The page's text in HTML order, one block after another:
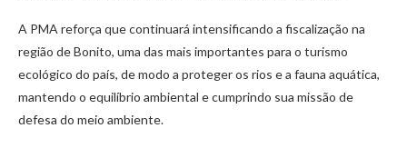
A PMA reforça que continuará intensificando a fiscalização na
região de Bonito, uma das mais importantes para o turismo
ecológico do país, de modo a proteger os rios e a fauna aquática,
mantendo o equilíbrio ambiental e cumprindo sua missão de
defesa do meio ambiente.